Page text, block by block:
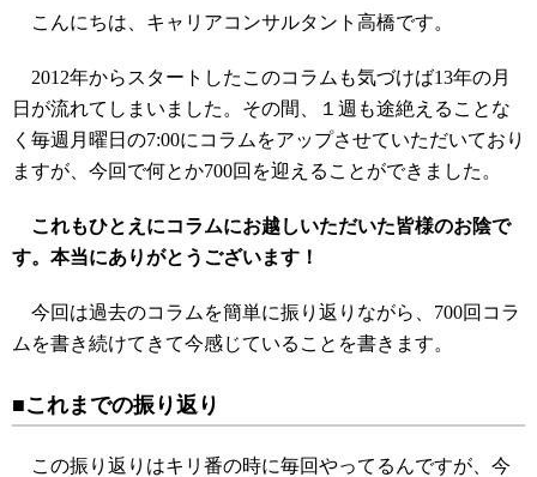
こんにちは、キャリアコンサルタント高橋です。
2012年からスタートしたこのコラムも気づけば13年の月
日が流れてしまいました。その間、１週も途絶えることな
く毎週月曜日の7:00にコラムをアップさせていただいており
ますが、今回で何とか700回を迎えることができました。
これもひとえにコラムにお越しいただいた皆様のお陰で
す。本当にありがとうございます！
今回は過去のコラムを簡単に振り返りながら、700回コラ
ムを書き続けてきて今感じていることを書きます。
■これまでの振り返り
この振り返りはキリ番の時に毎回やってるんですが、今